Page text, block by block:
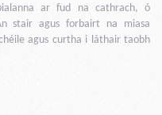
ar fud na cathrach, ó
stair agus forbairt na miasa
agus curtha i láthair taobh